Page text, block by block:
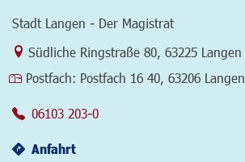
Stadt Langen - Der Magistrat
Link zur Google-Maps Navigation
Südliche Ringstraße 80 63225 Langen
Postfach: Postfach 16 40, 63206 Langen
06103 203-0
Anfahrt